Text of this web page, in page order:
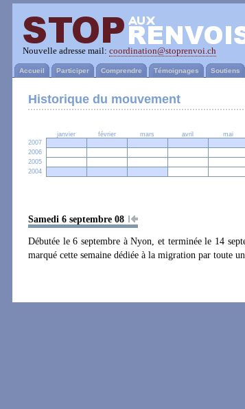
Nouvelle adresse mail: coordination@stoprenvoi.ch
Accueil Participer Comprendre Témoignages Soutiens
Historique du mouvement
janvier février mars avril mai
2007
2006
2005
2004
Samedi 6 septembre 08
Débutée le 6 septembre à Nyon, et terminée le 14
marqué cette semaine dédiée à la migration par toute